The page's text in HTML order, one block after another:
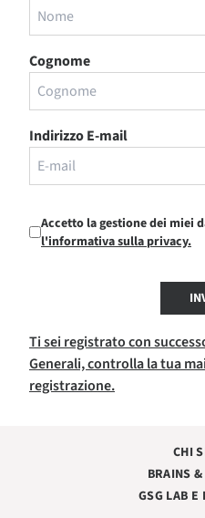
Cognome
Indirizzo E-mail
Accetto la gestione dei miei
l'informativa sulla privacy.
Ti sei registrato con
Generali, controlla la tua
registrazione.
CHI
BRAINS
GSG LAB E